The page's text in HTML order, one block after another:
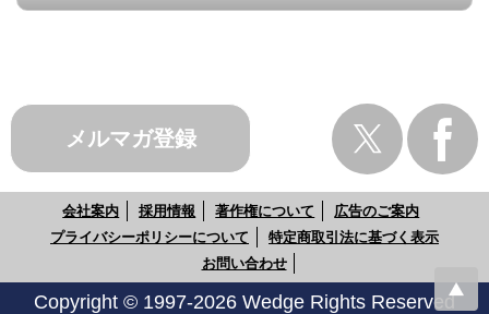
メルマガ登録
会社案内 採用情報 著作権について
広告のご案内
プライバシーポリシーについて
特定商取引法に基づく表示
お問い合わせ
Copyright © 1997-2026 Wedge Rights Reserved